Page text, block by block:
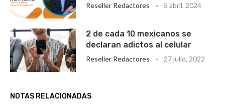
Reseller Redactores 5 abril, 2024
2 de cada 10 mexicanos se
declaran adictos al celular
Reseller Redactores 27 julio, 2022
NOTAS RELACIONADAS